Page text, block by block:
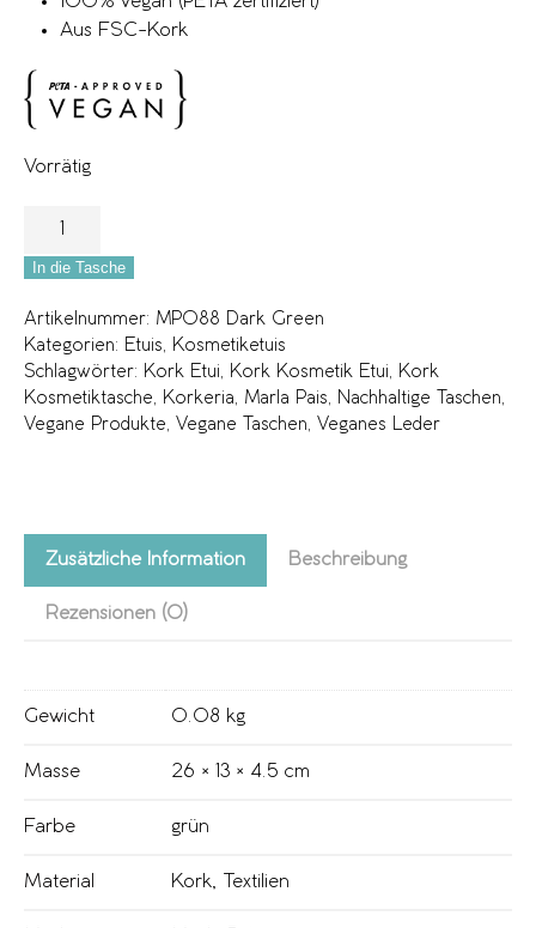
Aus FSC-Kork
Vorrätig
In die Tasche
Artikelnummer: MP088 Dark Green
Kategorien: Etuis, Kosmetiketuis
Schlagwörter: Kork Etui, Kork Kosmetik Etui, Kork
Kosmetiktasche, Korkeria, Marla Pais, Nachhaltige Taschen,
Vegane Produkte, Vegane Taschen, Veganes Leder
Zusätzliche Information Beschreibung
Rezensionen (0)
Gewicht 0.08 kg
Masse 26 × 13 × 4.5 cm
Farbe grün
Material Kork Textilien